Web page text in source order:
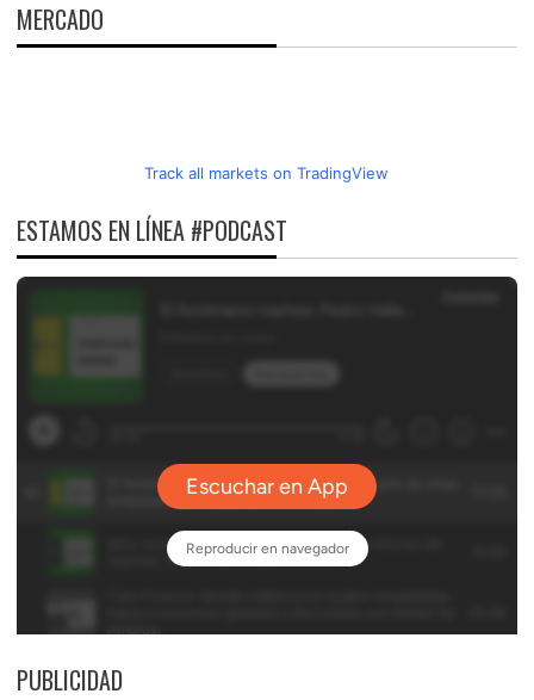
MERCADO
Track all markets on TradingView
ESTAMOS EN LÍNEA #PODCAST
PUBLICIDAD